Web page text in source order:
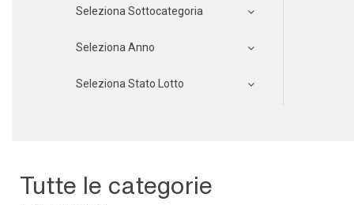
Seleziona Sottocategoria
Seleziona Anno
Seleziona Stato Lotto
Tutte le categorie